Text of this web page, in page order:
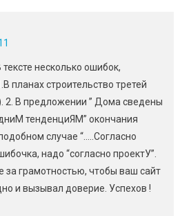
несколько ошибок,
планах строительство третей
2. В предложении ” Дома сведены
тенденциЯМ” окончания
случае “…..Согласно
надо “согласно проектУ”.
за грамотностью, чтобы ваш сайт
и вызывал доверие. Успехов !